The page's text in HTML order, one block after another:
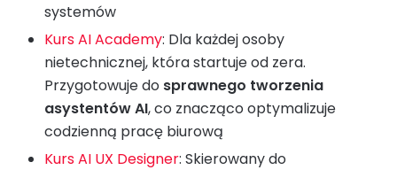
systemów
Kurs AI Academy: Dla każdej osoby
nietechnicznej, która startuje od zera.
Przygotowuje do sprawnego tworzenia
asystentów AI, co znacząco optymalizuje
codzienną pracę biurową
Kurs AI UX Designer: Skierowany do